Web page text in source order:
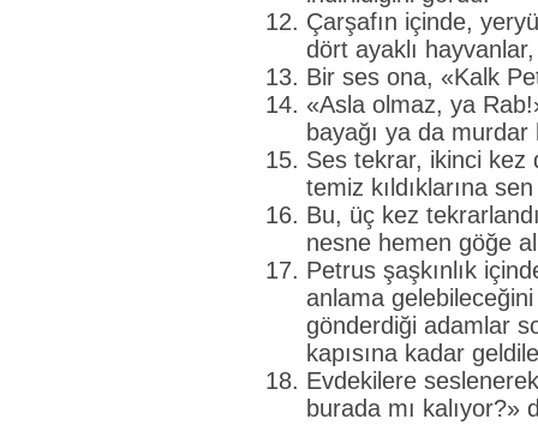
Çarşafın içinde,
dört ayaklı
Bir ses ona, «Kalk
«Asla olmaz, ya
bayağı ya da
Ses tekrar, ikinci kez
temiz kıldıklarına
Bu, üç kez
nesne hemen göğe
Petrus şaşkınlık
anlama
gönderdiği adamlar
kapısına kadar
Evdekilere
burada mı kalıyor?»